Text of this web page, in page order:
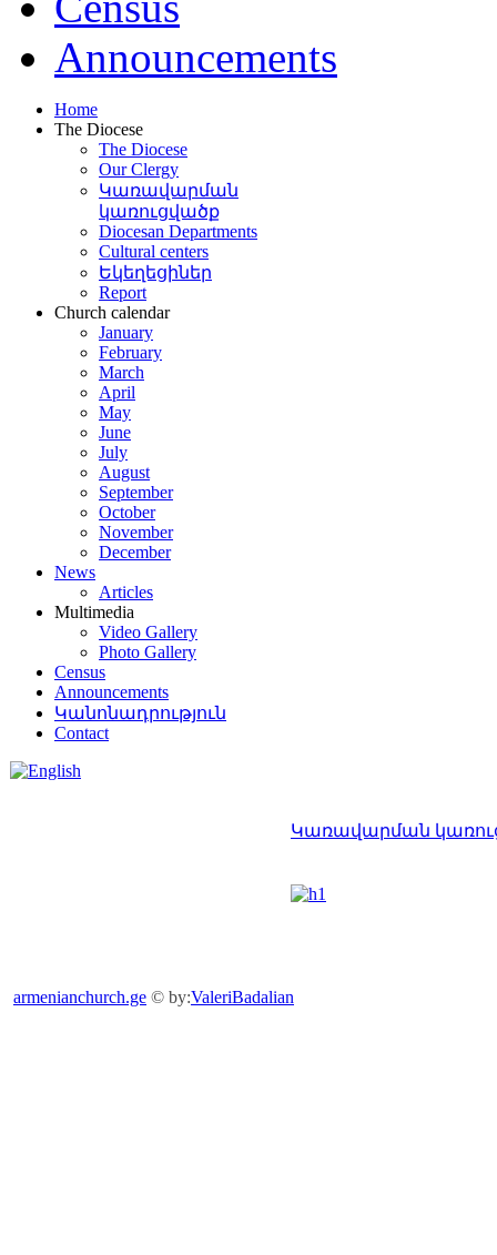
Announcements
Home
The Diocese
The Diocese
Our Clergy
Կառավարման
կառուցվածք
Diocesan Departments
Cultural centers
Եկեղեցիներ
Report
Church calendar
January
February
March
April
May
June
July
August
September
October
November
December
News
Articles
Multimedia
Video Gallery
Photo Gallery
Census
Announcements
Կանոնադրություն
Contact
Կառավարման
armenianchurch.ge © by:ValeriBadalian